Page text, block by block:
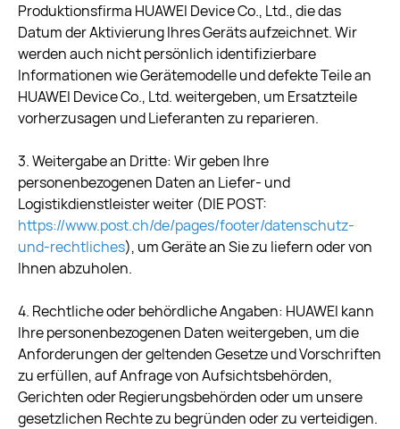
Produktionsfirma HUAWEI Device Co., Ltd., die das
Datum der Aktivierung Ihres Geräts aufzeichnet. Wir
werden auch nicht persönlich identifizierbare
Informationen wie Gerätemodelle und defekte Teile an
HUAWEI Device Co., Ltd. weitergeben, um Ersatzteile
vorherzusagen und Lieferanten zu reparieren.
3. Weitergabe an Dritte: Wir geben Ihre
personenbezogenen Daten an Liefer- und
Logistikdienstleister weiter (DIE POST:
https://www.post.ch/de/pages/footer/datenschutz-
und-rechtliches), um Geräte an Sie zu liefern oder von
Ihnen abzuholen.
4. Rechtliche oder behördliche Angaben: HUAWEI kann
Ihre personenbezogenen Daten weitergeben, um die
Anforderungen der geltenden Gesetze und Vorschriften
zu erfüllen, auf Anfrage von Aufsichtsbehörden,
Gerichten oder Regierungsbehörden oder um unsere
gesetzlichen Rechte zu begründen oder zu verteidigen.